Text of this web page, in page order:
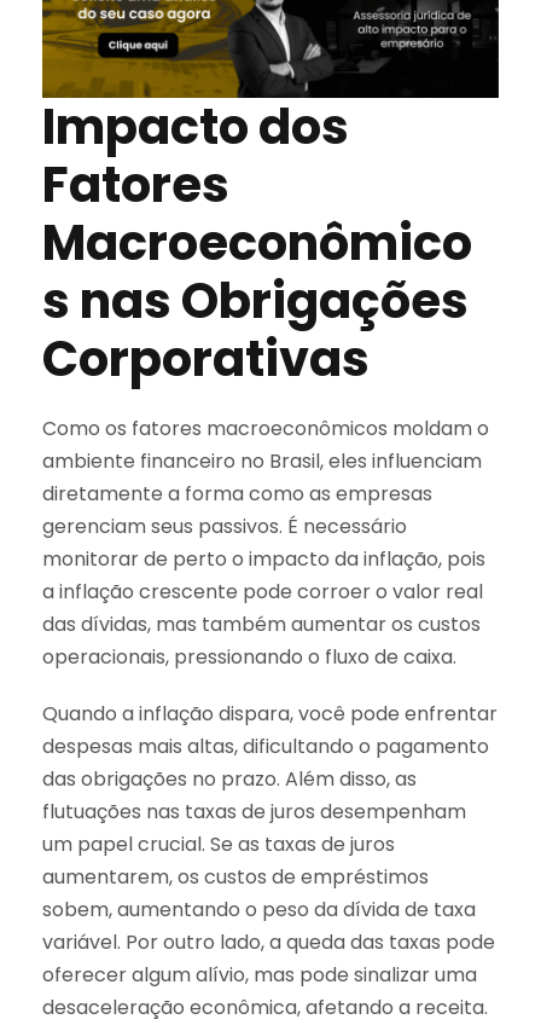
Impacto dos
Fatores
Macroeconômico
s nas Obrigações
Corporativas
Como os fatores macroeconômicos moldam o
ambiente financeiro no Brasil, eles influenciam
diretamente a forma como as empresas
gerenciam seus passivos. É necessário
monitorar de perto o impacto da inflação, pois
a inflação crescente pode corroer o valor real
das dívidas, mas também aumentar os custos
operacionais, pressionando o fluxo de caixa.
Quando a inflação dispara, você pode enfrentar
despesas mais altas, dificultando o pagamento
das obrigações no prazo. Além disso, as
flutuações nas taxas de juros desempenham
um papel crucial. Se as taxas de juros
aumentarem, os custos de empréstimos
sobem, aumentando o peso da dívida de taxa
variável. Por outro lado, a queda das taxas pode
oferecer algum alívio, mas pode sinalizar uma
desaceleração econômica, afetando a receita.